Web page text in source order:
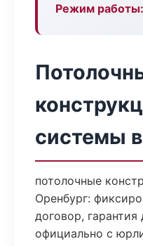
Режим работы:
системы
потолочные
Оренбург:
договор,
официально с